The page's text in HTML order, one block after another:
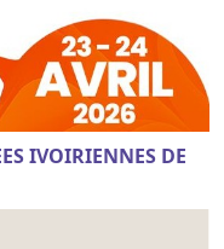
IVOIRIENNES DE